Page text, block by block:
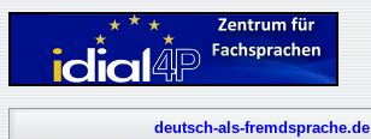
deutsch-als-fremdsprache.de